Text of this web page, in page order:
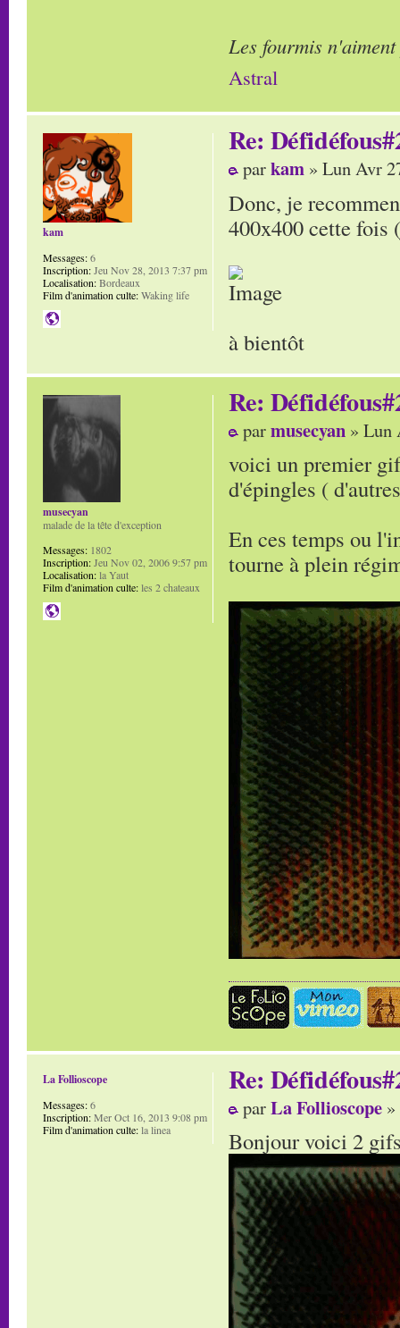
Les fourmis
Astral
Re:
parkam » Lun Avr
Donc, je
400x400 cette fois
à bientôt
kam
Messages:6
Inscription:Jeu Nov 28, 2013 7:37 pm
Localisation:Bordeaux
Film d'animation culte:Waking life
Re:
parmusecyan » Lun
voici un premier
d'épingles (
En ces temps ou
tourne à plein
musecyan
malade de la tête d'exception
Messages: 1802
Inscription:Jeu Nov 02, 2006 9:57 pm
Localisation:la Yaut
Film d'animation culte:les 2 chateaux
Re:
parLa Follioscope
Bonjour voici 2
La Follioscope
Messages:6
Inscription:Mer Oct 16, 2013 9:08 pm
Film d'animation culte:la linea